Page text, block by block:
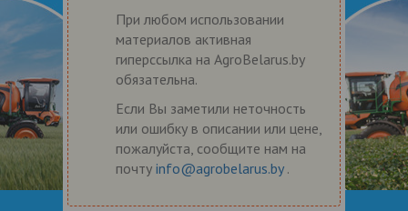
При любом использовании
материалов активная
гиперссылка на AgroBelarus.by
обязательна.
Если Вы заметили неточность
или ошибку в описании или цене,
пожалуйста, сообщите нам на
почту info@agrobelarus.by .